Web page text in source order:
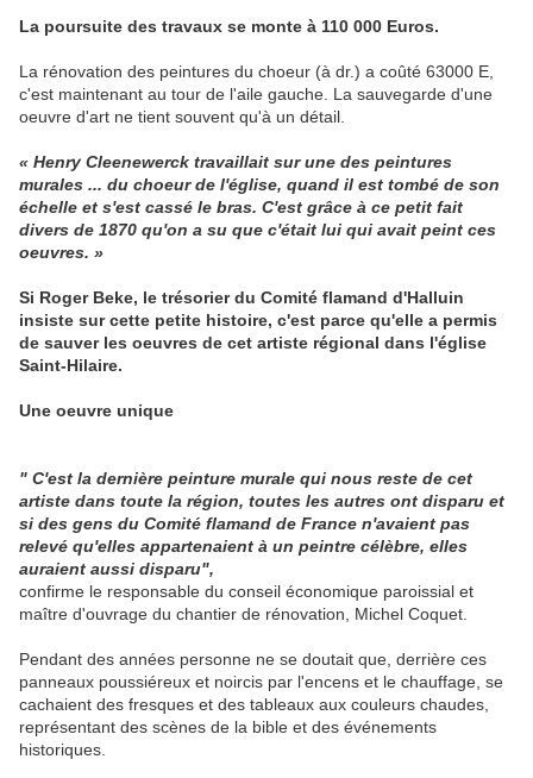
La poursuite des travaux se monte à 110 000 Euros.
La rénovation des peintures du choeur (à dr.) a coûté 63000 E,
c'est maintenant au tour de l'aile gauche. La sauvegarde d'une
oeuvre d'art ne tient souvent qu'à un détail.
« Henry Cleenewerck travaillait sur une des peintures
murales ... du choeur de l'église, quand il est tombé de son
échelle et s'est cassé le bras. C'est grâce à ce petit fait
divers de 1870 qu'on a su que c'était lui qui avait peint ces
oeuvres. »
Si Roger Beke, le trésorier du Comité flamand d'Halluin
insiste sur cette petite histoire, c'est parce qu'elle a permis
de sauver les oeuvres de cet artiste régional dans l'église
Saint-Hilaire.
Une oeuvre unique
" C'est la dernière peinture murale qui nous reste de cet
artiste dans toute la région, toutes les autres ont disparu et
si des gens du Comité flamand de France n'avaient pas
relevé qu'elles appartenaient à un peintre célèbre, elles
auraient aussi disparu",
confirme le responsable du conseil économique paroissial et
maître d'ouvrage du chantier de rénovation, Michel Coquet.
Pendant des années personne ne se doutait que, derrière ces
panneaux poussiéreux et noircis par l'encens et le chauffage, se
cachaient des fresques et des tableaux aux couleurs chaudes,
représentant des scènes de la bible et des événements
historiques.